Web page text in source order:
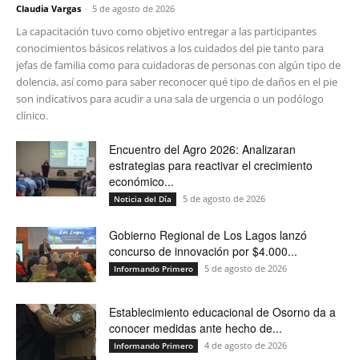
Claudia Vargas - 5 de agosto de 2026
La capacitación tuvo como objetivo entregar a las participantes
conocimientos básicos relativos a los cuidados del pie tanto para
jefas de familia como para cuidadoras de personas con algún tipo de
dolencia, así como para saber reconocer qué tipo de daños en el pie
son indicativos para acudir a una sala de urgencia o un podólogo
clínico.
Encuentro del Agro 2026: Analizaran
estrategias para reactivar el crecimiento
económico...
Noticia del Día 5 de agosto de 2026
Gobierno Regional de Los Lagos lanzó
concurso de innovación por $4.000...
Informando Primero 5 de agosto de 2026
Establecimiento educacional de Osorno da a
conocer medidas ante hecho de...
Informando Primero 4 de agosto de 2026